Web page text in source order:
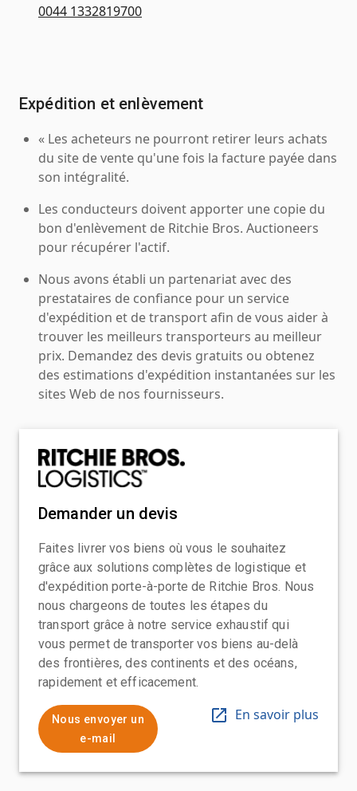
0044 1332819700
Expédition et enlèvement
« Les acheteurs ne pourront retirer leurs achats
du site de vente qu'une fois la facture payée dans
son intégralité.
Les conducteurs doivent apporter une copie du
bon d'enlèvement de Ritchie Bros. Auctioneers
pour récupérer l'actif.
Nous avons établi un partenariat avec des
prestataires de confiance pour un service
d'expédition et de transport afin de vous aider à
trouver les meilleurs transporteurs au meilleur
prix. Demandez des devis gratuits ou obtenez
des estimations d'expédition instantanées sur les
sites Web de nos fournisseurs.
Demander un devis
Faites livrer vos biens où vous le souhaitez
grâce aux solutions complètes de logistique et
d'expédition porte-à-porte de Ritchie Bros. Nous
nous chargeons de toutes les étapes du
transport grâce à notre service exhaustif qui
vous permet de transporter vos biens au-delà
des frontières, des continents et des océans,
rapidement et efficacement.
Nous envoyer un
e-mail
En savoir plus